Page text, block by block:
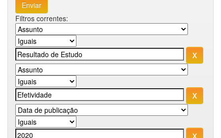
Filtros correntes: